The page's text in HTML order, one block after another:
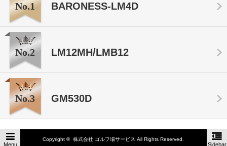
Menu Sidebar
No.1 BARONESS-LM4D
No.2 LM12MH/LMB12
No.3 GM530D
Copyright ©株式会社 ゴルフ場サービス All Rights Reserved.